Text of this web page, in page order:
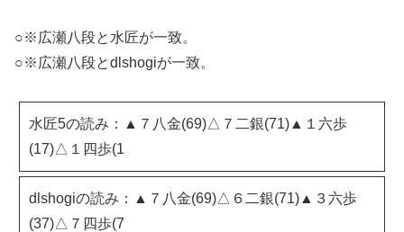
○※広瀬八段と水匠が一致。
○※広瀬八段とdlshogiが一致。
水匠5の読み：▲７八金(69)△７二銀(71)▲１六歩
(17)△１四歩(1
dlshogiの読み：▲７八金(69)△６二銀(71)▲３六歩
(37)△７四歩(7